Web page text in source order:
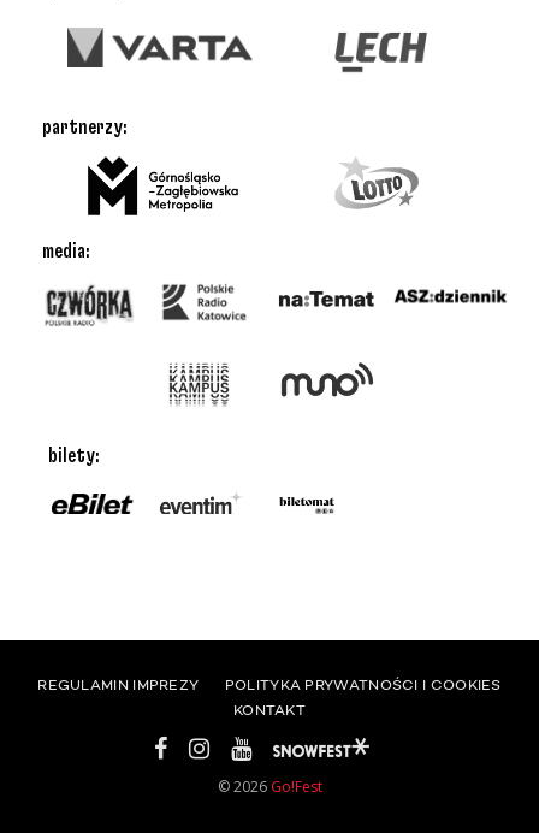
media:
bilety:
partnerzy:
© 2026 Go!Fest
REGULAMIN IMPREZY
POLITYKA PRYWATNOŚCI I COOKIES
KONTAKT